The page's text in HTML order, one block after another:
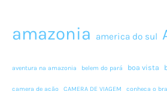
amazonia america do sul
aventura na amazonia belem do pará boa vista
camera de ação CAMERA DE VIAGEM conheca o